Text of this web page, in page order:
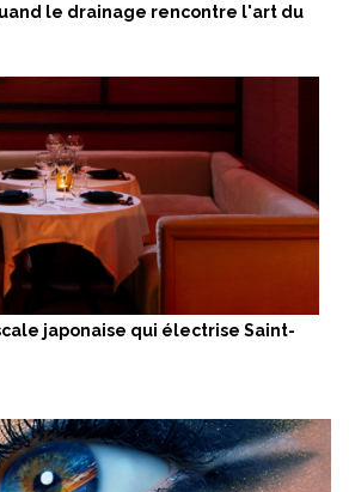
le drainage rencontre l'art du
japonaise qui électrise Saint-